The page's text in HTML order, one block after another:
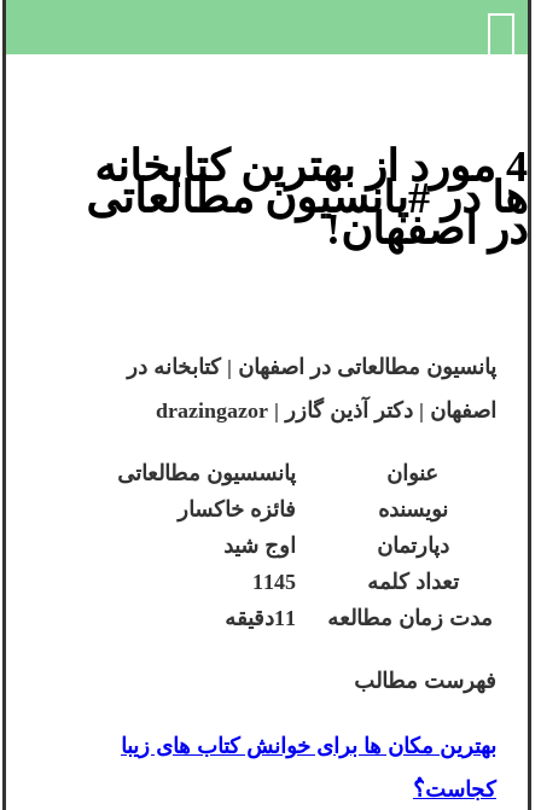
4 مورد از بهترین کتابخانه
ها در #پانسیون مطالعاتی
در اصفهان!
پانسیون مطالعاتی در اصفهان | کتابخانه در
اصفهان | دکتر آذین گازر | drazingazor
عنوان
پانسسیون مطالعاتی
نویسنده
فائزه خاکسار
دپارتمان
اوج شید
تعداد کلمه
1145
مدت زمان مطالعه
11دقیقه
فهرست مطالب
بهترین مکان ها برای خوانش کتاب های زیبا
کجاست؟ُ